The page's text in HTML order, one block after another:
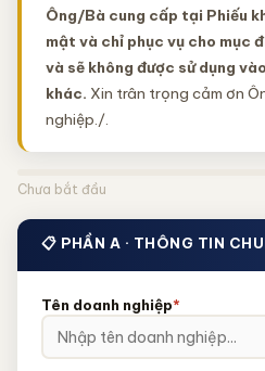
Ông/Bà cung cấp tại Phiếu
mật và chỉ phục vụ cho mục
và sẽ không được sử dụng
khác. Xin trân trọng cảm ơn
nghiệp./.
Chưa bắt đầu
📋 PHẦN A · THÔNG TIN
Tên doanh nghiệp*